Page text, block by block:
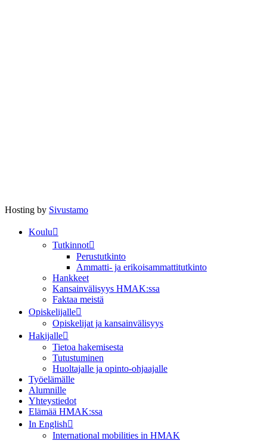
Hosting by Sivustamo
Koulu
Tutkinnot
Perustutkinto
Ammatti- ja erikoisammattitutkinto
Hankkeet
Kansainvälisyys HMAK:ssa
Faktaa meistä
Opiskelijalle
Opiskelijat ja kansainvälisyys
Hakijalle
Tietoa hakemisesta
Tutustuminen
Huoltajalle ja opinto-ohjaajalle
Työelämälle
Alumnille
Yhteystiedot
Elämää HMAK:ssa
In English
International mobilities in HMAK